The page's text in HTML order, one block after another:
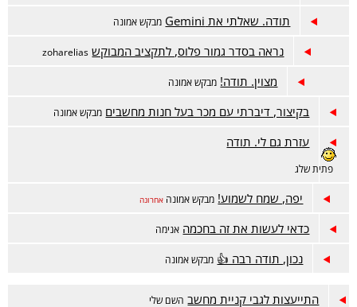
תודה. שאלתי את Gemini מבקש אמונה
נראה בסדר גמור פלוס, לתקציב המבוקש zoharelias
מצוין. תודה! מבקש אמונה
בקיצור, דיברתי עם מכר בעל חנות מחשבים מבקש אמונה
עזרת גם לי. תודה
פתית שלג
יפה, שמח לשמוע! מבקש אמונה אחרונה
כדאי לעשות את זה בחכמה אנימה
נכון, תודה רבה 👍 מבקש אמונה
התייעצות לגבי קניית מחשב השם שלי